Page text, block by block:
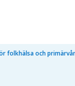
folkhälsa och